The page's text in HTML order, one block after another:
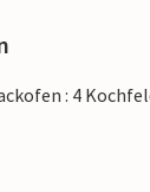
: 4